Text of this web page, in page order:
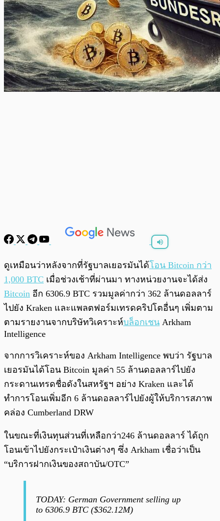
พร้อมเล่น
ดูเหมือนว่าหลังจากที่รัฐบาลเยอรมันได้โอน Bitcoin กว่า
1,000 BTC เมื่อช่วงเช้าที่ผ่านมา ทางหน่วยงานจะได้ส่ง
Bitcoin อีก 6306.9 BTC รวมมูลค่ากว่า 362 ล้านดอลลาร์
ไปยัง Kraken และแพลตฟอร์มเทรดคริปโตอื่นๆ เพิ่มตาม
ตามรายงานจากบริษัทวิเคราะห์บล็อกเชน Arkham
Intelligence
จากการวิเคราะห์ของ Arkham Intelligence พบว่า รัฐบาล
เยอรมันได้โอน Bitcoin มูลค่า 55 ล้านดอลลาร์ไปยัง
กระดานเทรดชื่อดังในสหรัฐฯ อย่าง Kraken และได้
ทำการโอนเพิ่มอีก 6 ล้านดอลลาร์ไปยังผู้ให้บริการสภาพ
คล่อง Cumberland DRW
ในขณะที่เงินทุนส่วนที่เหลือกว่า246 ล้านดอลลาร์ ได้ถูก
โอนเข้าไปยังกระเป๋าเงินต่างๆ ซึ่ง Arkham เชื่อว่าเป็น
“บริการฝากเงินของสถาบัน/OTC”
TODAY: German Government selling up
to 6306.9 BTC ($362.12M)